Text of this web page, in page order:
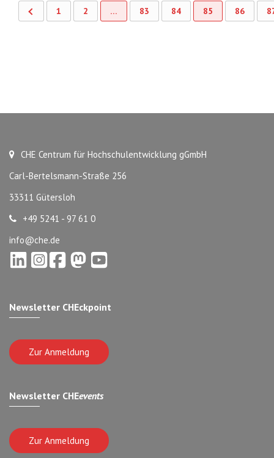
1 2 … 83 84 85 86
CHE Centrum für Hochschulentwicklung gGmbH
Carl-Bertelsmann-Straße 256
33311 Gütersloh
+49 5241 - 97 61 0
info@che.de
Newsletter CHEckpoint
Zur Anmeldung
Newsletter CHEevents
Zur Anmeldung